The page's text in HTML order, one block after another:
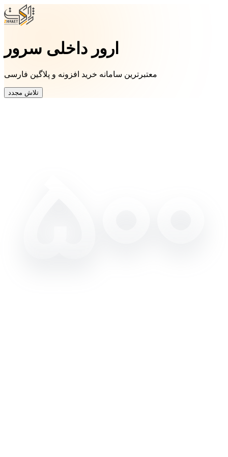
ارور داخلی سرور
معتبرترین سامانه خرید افزونه و پلاگین فارسی
تلاش مجدد